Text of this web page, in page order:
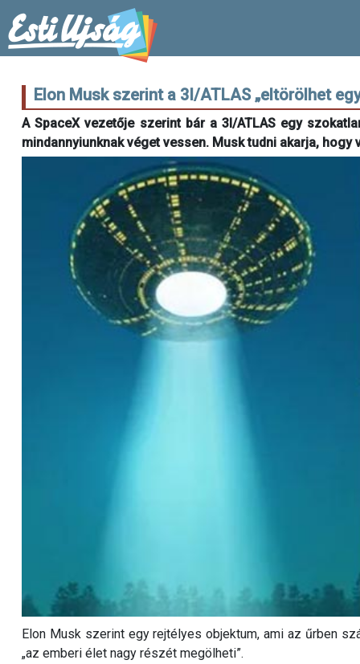
Elon Musk szerint a 3I/ATLAS „eltörölhet
A SpaceX vezetője szerint bár a 3I/ATLAS egy
mindannyiunknak véget vessen. Musk tudni akarja,
Elon Musk szerint egy rejtélyes objektum, ami az űrben
„az emberi élet nagy részét megölheti”.